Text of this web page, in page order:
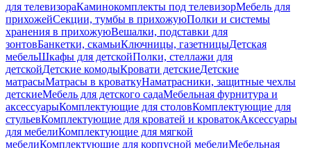
для телевизораКаминокомплекты под телевизорМебель для
прихожейСекции, тумбы в прихожуюПолки и системы
хранения в прихожуюВешалки, подставки для
зонтовБанкетки, скамьиКлючницы, газетницыДетская
мебельШкафы для детскойПолки, стеллажи для
детскойДетские комодыКровати детскиеДетские
матрасыМатрасы в кроваткуНаматрасники, защитные чехлы
детскиеМебель для детского садаМебельная фурнитура и
аксессуарыКомплектующие для столовКомплектующие для
стульевКомплектующие для кроватей и кроватокАксессуары
для мебелиКомплектующие для мягкой
мебелиКомплектующие для корпусной мебелиМебельная